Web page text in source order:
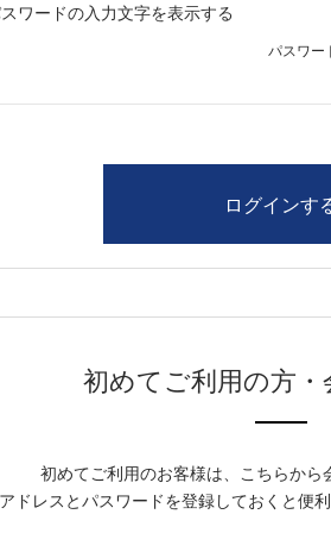
ワードの入力文字を表示する
パスワー
初めてご利用の方・
初めてご利用のお客様は、こちらから
ドレスとパスワードを登録しておくと便